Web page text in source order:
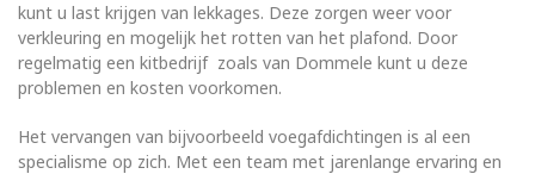
kunt u last krijgen van lekkages. Deze zorgen weer voor
verkleuring en mogelijk het rotten van het plafond. Door
regelmatig een kitbedrijf zoals van Dommele kunt u deze
problemen en kosten voorkomen.
Het vervangen van bijvoorbeeld voegafdichtingen is al een
specialisme op zich. Met een team met jarenlange ervaring en